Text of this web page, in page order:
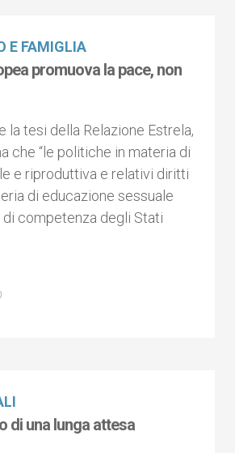
E FAMIGLIA
promuova la pace, non
la tesi della Relazione Estrela,
che “le politiche in materia di
e riproduttiva e relativi diritti
di educazione sessuale
competenza degli Stati
di una lunga attesa